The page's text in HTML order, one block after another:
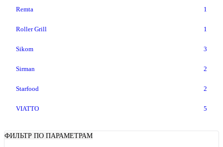
Remta 1
Roller Grill 1
Sikom 3
Sirman 2
Starfood 2
VIATTO 5
ФИЛЬТР ПО ПАРАМЕТРАМ